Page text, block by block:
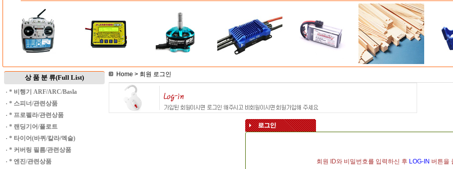
상 품 분 류(Full List)
· * 비행기 ARF/ARC/Basla
· * 스피너/관련상품
· * 프로펠라/관련상품
· * 랜딩기어/플로트
· * 타이어(바퀴/칼라/엑슬)
· * 커버링 필름/관련상품
· * 엔진/관련상품
Home > 회원 로그인
회원 ID와 비밀번호를 입력하신 후 LOG-IN 버튼을